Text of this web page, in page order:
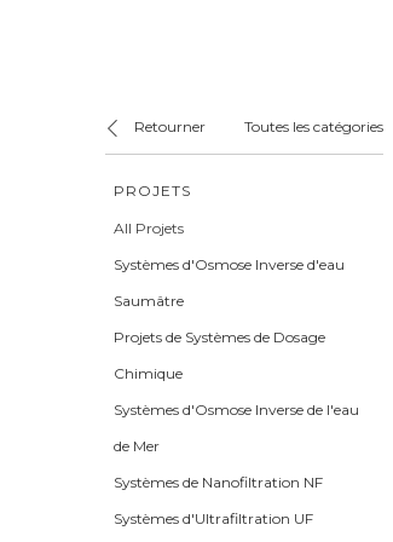
Retourner Toutes les catégories
PROJETS
All Projets
Systèmes d'Osmose Inverse d'eau
Saumâtre
Projets de Systèmes de Dosage
Chimique
Systèmes d'Osmose Inverse de l'eau
de Mer
Systèmes de Nanofiltration NF
Systèmes d'Ultrafiltration UF